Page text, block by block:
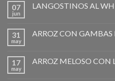
07
jun
LANGOSTINOS AL
31
may
ARROZ CON GAMBAS
17
may
ARROZ MELOSO CON